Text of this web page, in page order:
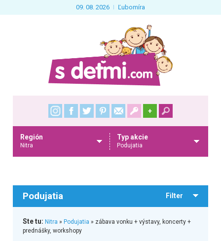
09. 08. 2026 Ľubomíra
+
Región
Nitra
Typ akcie
Podujatia
Podujatia Filter
Ste tu: Nitra » Podujatia » zábava vonku + výstavy, koncerty +
prednášky, workshopy